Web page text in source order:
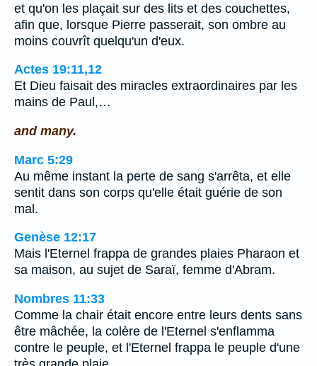
et qu'on les plaçait sur des lits et des couchettes,
afin que, lorsque Pierre passerait, son ombre au
moins couvrît quelqu'un d'eux.
Actes 19:11,12
Et Dieu faisait des miracles extraordinaires par les
mains de Paul,…
and many.
Marc 5:29
Au même instant la perte de sang s'arrêta, et elle
sentit dans son corps qu'elle était guérie de son
mal.
Genèse 12:17
Mais l'Eternel frappa de grandes plaies Pharaon et
sa maison, au sujet de Saraï, femme d'Abram.
Nombres 11:33
Comme la chair était encore entre leurs dents sans
être mâchée, la colère de l'Eternel s'enflamma
contre le peuple, et l'Eternel frappa le peuple d'une